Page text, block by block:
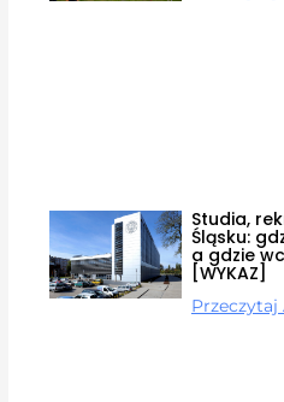
Studia,
Śląsku:
a gdzie
[WYKAZ]
Przeczytaj